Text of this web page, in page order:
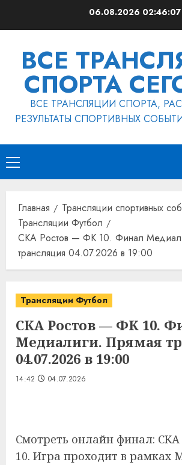
06.08.2026 02:46:08
ВСЕ
СПОРТА
ВСЕ ТРАНСЛЯЦИИ СПОРТА,
РЕЗУЛЬТАТЫ СПОРТИВНЫХ
Основное
меню
Главная
Трансляции спортивных
Трансляции Футбол
СКА Ростов — ФК 10. Финал
трансляция 04.07.2026 в 19:00
Трансляции Футбол
СКА Ростов — ФК 10.
Медиалиги. Прямая
04.07.2026 в 19:00
14:42 04.07.2026
Смотреть онлайн финал:
10. Игра проходит в рамках